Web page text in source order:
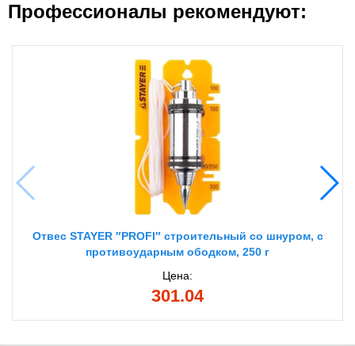
Профессионалы рекомендуют:
Отвес STAYER ″PROFI″ строительный со шнуром, с
противоударным ободком, 250 г
Цена:
301.04